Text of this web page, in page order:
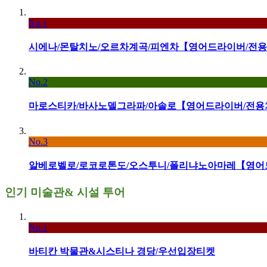
No.1
시에나/몬탈치노/오르차계곡/피엔차【영어드라이버/전
No.2
마로스티카/바사노델그라파/아솔로【영어드라이버/전
No.3
알베로벨로/로코로톤도/오스투니/폴리냐노아마레【영
인기 미술관& 시설 투어
No.1
바티칸 박물관&시스티나 경당/우선입장티켓